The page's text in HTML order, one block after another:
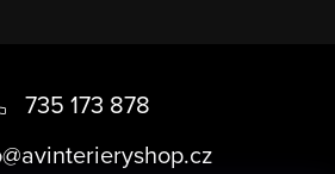
735 173 878
@avinterieryshop.cz